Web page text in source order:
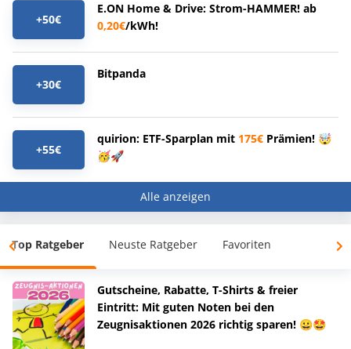
+50€
E.ON Home & Drive: Strom-HAMMER! ab
0,20€/kWh!
+30€
Bitpanda
+55€
quirion: ETF-Sparplan mit 175€ Prämien! 🤯
🥳🚀
Alle anzeigen
Top Ratgeber Neuste Ratgeber Favoriten
Gutscheine, Rabatte, T-Shirts & freier
Eintritt: Mit guten Noten bei den
Zeugnisaktionen 2026 richtig sparen! 😀🤩